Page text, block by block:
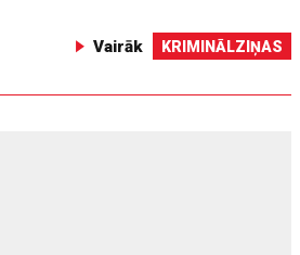
Vairāk KRIMINĀLZIŅAS